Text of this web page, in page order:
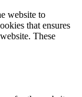
website to
that ensures
These